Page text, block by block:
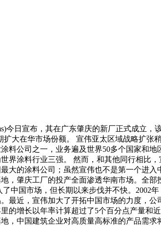
今日宣布，其在广东肇庆的新厂正式成立
扩大在华市场份额。 宣伟亚太区域战略扩
料公司之一，业务遍及世界50多个国家和
界涂料行业三强。 然而，和其他同行相比
大的涂料公司；虽然宣伟也不是第一个进
，肇庆工厂的投产全面渗透华南市场。全
中国市场，但长期以来步伐并不快。
最近，宣伟加大了开拓中国市场的力度，
的增长以年率计算超过了5个百分点产量
，中国建筑企业对高质量高标准的产品需